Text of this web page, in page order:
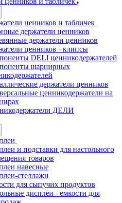
ценников и табличек
держатели ценников
держатели ценников
ценников - клипсы
DELI ценникодержателей
шарнирных
держатели ценников
ценникодержатели на
ДЕЛИ
и подставки для настольного
товаров
навесные
стеллажи
для сыпучих продуктов
дисплеи - емкости для